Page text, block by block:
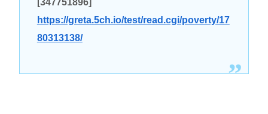
https://greta.5ch.io/test/read.cgi/poverty/17
80313138/